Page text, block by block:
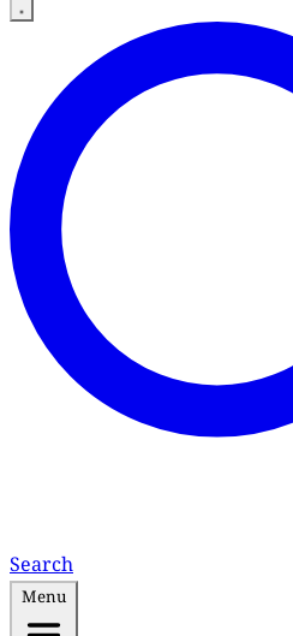
Search
Menu